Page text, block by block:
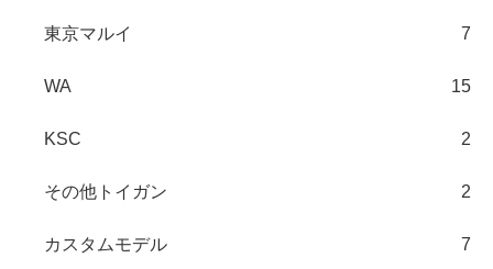
東京マルイ 7
WA 15
KSC 2
その他トイガン 2
カスタムモデル 7